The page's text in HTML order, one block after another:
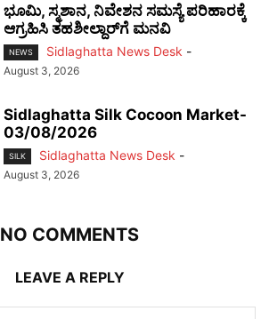
ಭೂಮಿ, ಸ್ಮಶಾನ, ನಿವೇಶನ ಸಮಸ್ಯೆ ಪರಿಹಾರಕ್ಕೆ
ಆಗ್ರಹಿಸಿ ತಹಶೀಲ್ದಾರ್‌ಗೆ ಮನವಿ
NEWS Sidlaghatta News Desk -
August 3, 2026
Sidlaghatta Silk Cocoon Market-
03/08/2026
SILK Sidlaghatta News Desk -
August 3, 2026
NO COMMENTS
LEAVE A REPLY